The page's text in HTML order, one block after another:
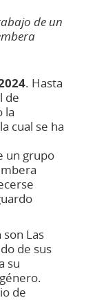
de un
. Hasta
de
la
cual se ha
un grupo
Las
de sus
su
de